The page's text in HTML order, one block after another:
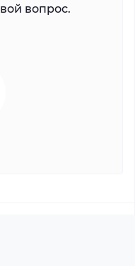
вопрос.